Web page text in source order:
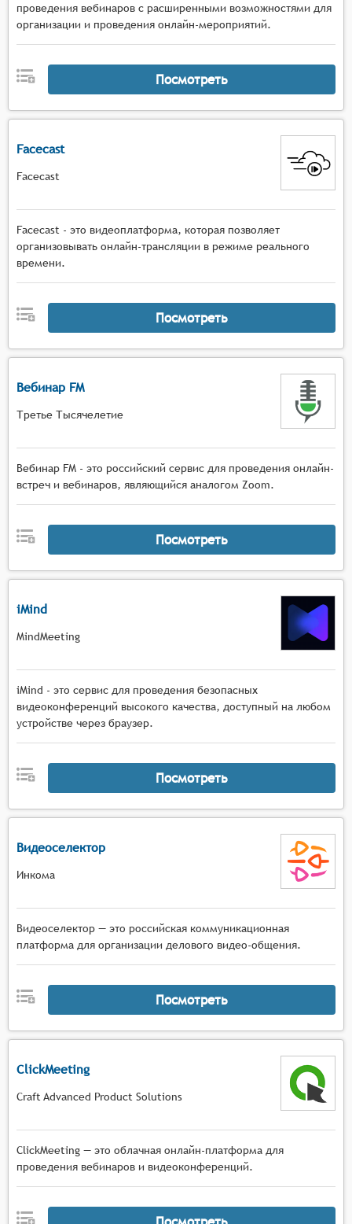
проведения вебинаров с расширенными возможностями для
организации и проведения онлайн-мероприятий.
Посмотреть
Facecast
Facecast
Facecast - это видеоплатформа, которая позволяет
организовывать онлайн-трансляции в режиме реального
времени.
Посмотреть
Вебинар FM
Третье Тысячелетие
Вебинар FM - это российский сервис для проведения онлайн-
встреч и вебинаров, являющийся аналогом Zoom.
Посмотреть
iMind
MindMeeting
iMind - это сервис для проведения безопасных
видеоконференций высокого качества, доступный на любом
устройстве через браузер.
Посмотреть
Видеоселектор
Инкома
Видеоселектор — это российская коммуникационная
платформа для организации делового видео-общения.
Посмотреть
ClickMeeting
Craft Advanced Product Solutions
ClickMeeting — это облачная онлайн-платформа для
проведения вебинаров и видеоконференций.